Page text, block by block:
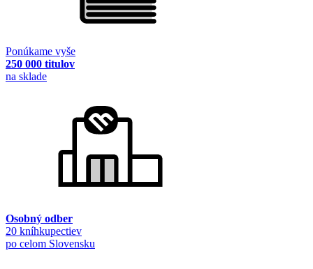
Ponúkame vyše
250 000 titulov
na sklade
Osobný odber
20 kníhkupectiev
po celom Slovensku